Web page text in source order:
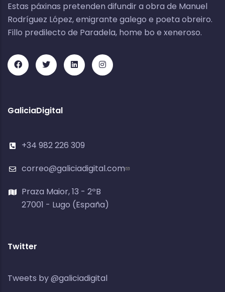
Estas páxinas pretenden difundir a obra de Manuel
Rodríguez López, emigrante galego e poeta obreiro.
Fillo predilecto de Paradela, home bo e xeneroso.
GaliciaDigital
+34 982 226 309
correo@galiciadigital.com
Praza Maior, 13 - 2ºB
27001 - Lugo (España)
Twitter
Tweets by @galiciadigital